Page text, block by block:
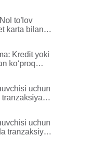
to'lov
karta bilan
Kredit yoki
koʻproq
uchun
uchun
tranzaksiya